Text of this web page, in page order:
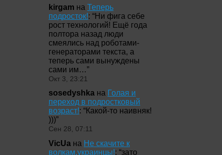
kirgam на Теперь
подросток!: “Ни фига себе
рост технологий! Ещё года
полтора назад люди
смеялись над роботами-
генераторами текста, а
теперь сами вынуждены
сами им…”
Окт 3, 23:21
sosedyshka на Голая и
переход в подростковый
возраст!: “Какой-то наивняк!
)))”
Сен 28, 07:11
VicUa на Не скачите к
волкам,украинцы!: “зато